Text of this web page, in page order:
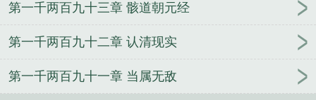
第一千两百九十三章 骸道朝元经
第一千两百九十二章 认清现实
第一千两百九十一章 当属无敌